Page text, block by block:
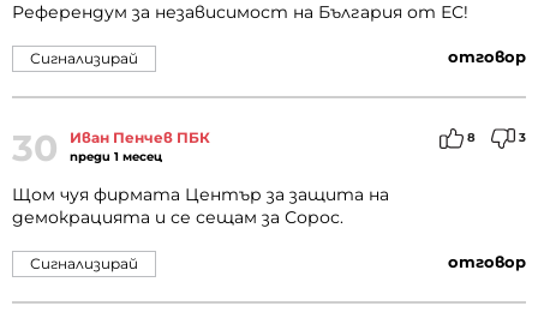
Референдум за независимост на България от ЕС!
отговор
Сигнализирай
30 Иван Пенчев ПБК
преди 1 месец
8 3
Щом чуя фирмата Център за защита на
демокрацията и се сещам за Сорос.
отговор
Сигнализирай